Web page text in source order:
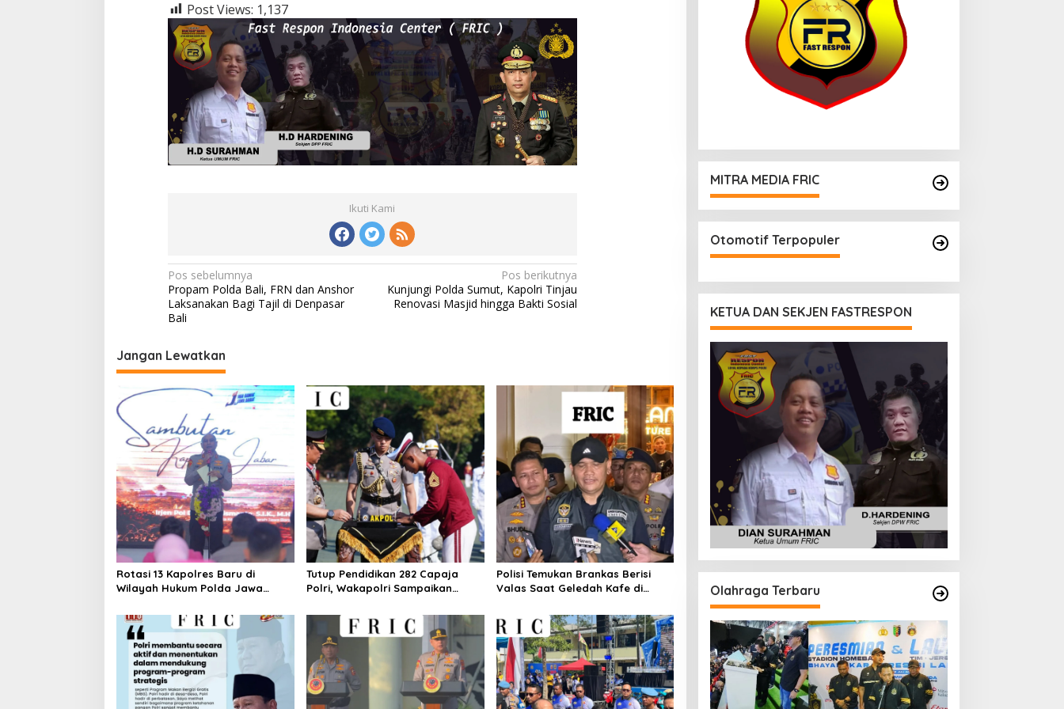
Post Views: 1,137
Ikuti Kami
Navigasi
pos
Pos sebelumnya
Propam Polda Bali, FRN dan Anshor
Laksanakan Bagi Tajil di Denpasar
Bali
Pos berikutnya
Kunjungi Polda Sumut, Kapolri Tinjau
Renovasi Masjid hingga Bakti Sosial
Jangan Lewatkan
Rotasi 13 Kapolres Baru di
Wilayah Hukum Polda Jawa
Merupakan Bagian Dari Dinamika
Organisasi.
Tutup Pendidikan 282 Capaja
Polri, Wakapolri Sampaikan
Polisi Temukan Brankas Berisi
Valas Saat Geledah Kafe di
MITRA MEDIA FRIC
Otomotif Terpopuler
KETUA DAN SEKJEN FASTRESPON
Olahraga Terbaru